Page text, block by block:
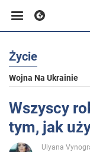
Biznes
Sport
Rozrywka
Życie
Wojna Na Ukrainie
Wszyscy
tym, jak
Ulyana